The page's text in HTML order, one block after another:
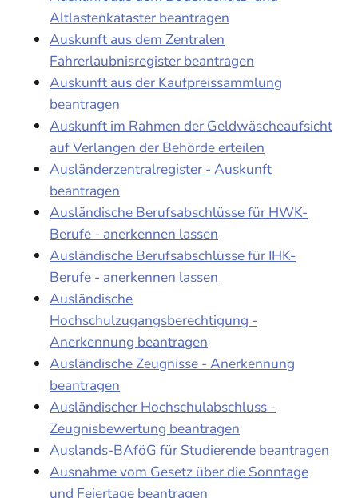
Altlastenkataster beantragen
Auskunft aus dem Zentralen
Fahrerlaubnisregister beantragen
Auskunft aus der Kaufpreissammlung
beantragen
Auskunft im Rahmen der Geldwäscheaufsicht
auf Verlangen der Behörde erteilen
Ausländerzentralregister - Auskunft
beantragen
Ausländische Berufsabschlüsse für HWK-
Berufe - anerkennen lassen
Ausländische Berufsabschlüsse für IHK-
Berufe - anerkennen lassen
Ausländische
Hochschulzugangsberechtigung -
Anerkennung beantragen
Ausländische Zeugnisse - Anerkennung
beantragen
Ausländischer Hochschulabschluss -
Zeugnisbewertung beantragen
Auslands-BAföG für Studierende beantragen
Ausnahme vom Gesetz über die Sonntage
und Feiertage beantragen